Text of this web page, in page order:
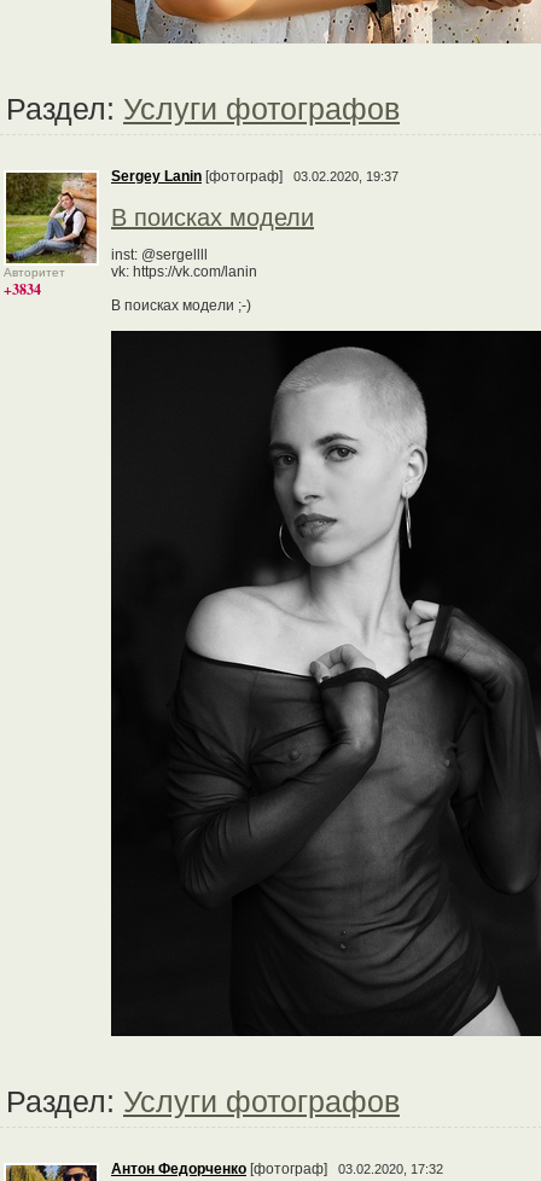
Раздел: Услуги фотографов
Авторитет
+3834
Sergey Lanin [фотограф] 03.02.2020, 19:37
В поисках модели
inst: @sergellll
vk: https://vk.com/lanin
В поисках модели ;-)
Раздел: Услуги фотографов
Антон Федорченко [фотограф] 03.02.2020, 17:32